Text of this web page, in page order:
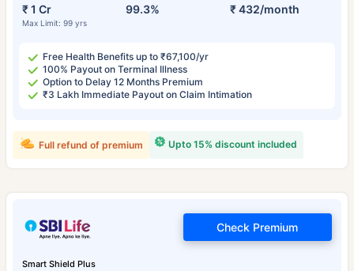
₹ 1 Cr
Max Limit: 99 yrs
99.3% ₹ 432/month
Free Health Benefits up to ₹67,100/yr
100% Payout on Terminal Illness
Option to Delay 12 Months Premium
₹3 Lakh Immediate Payout on Claim Intimation
Upto 15% discount included
Full refund of premium
Smart Shield Plus
Check Premium